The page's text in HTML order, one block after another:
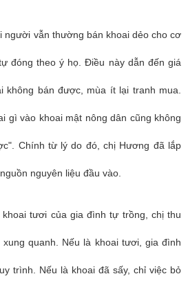
người vẫn thường bán khoai dẻo cho cơ
đóng theo ý họ. Điều này dẫn đến giá
không bán được, mùa ít lại tranh mua.
gì vào khoai mật nông dân cũng không
Chính từ lý do đó, chị Hương đã lắp
nguyên liệu đầu vào.
tươi của gia đình tự trồng, chị thu
quanh. Nếu là khoai tươi, gia đình
trình. Nếu là khoai đã sấy, chỉ việc bỏ